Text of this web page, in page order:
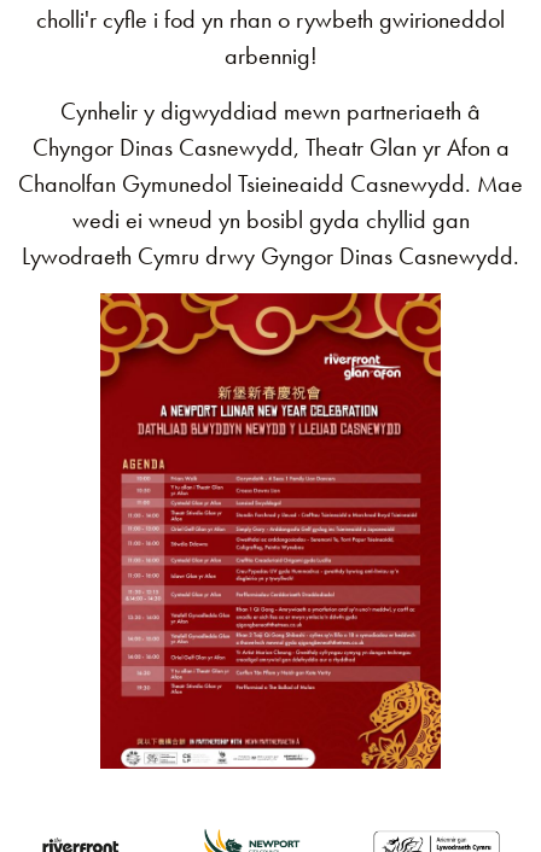
cholli'r cyfle i fod yn rhan o rywbeth gwirioneddol
arbennig!
Cynhelir y digwyddiad mewn partneriaeth â
Chyngor Dinas Casnewydd, Theatr Glan yr Afon a
Chanolfan Gymunedol Tsieineaidd Casnewydd. Mae
wedi ei wneud yn bosibl gyda chyllid gan
Lywodraeth Cymru drwy Gyngor Dinas Casnewydd.